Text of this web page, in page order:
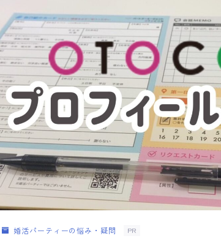
婚活パーティーの悩み・疑問 PR